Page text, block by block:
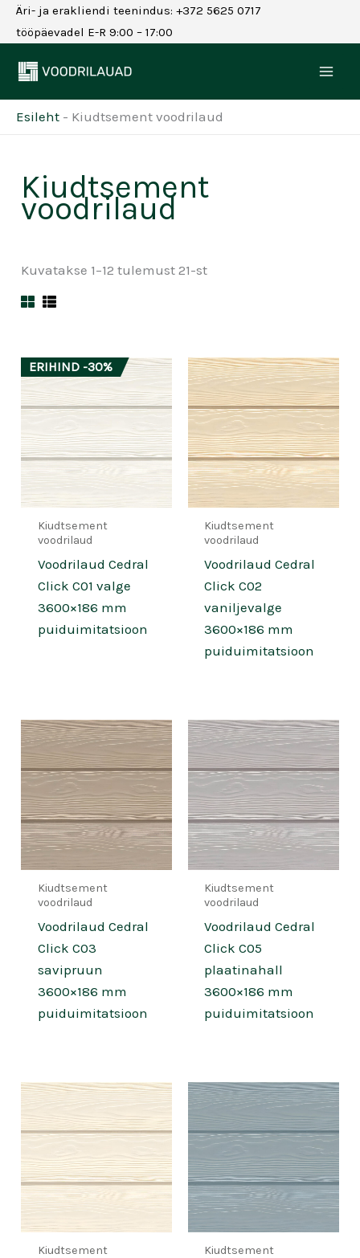
SkipÄri- ja erakliendi teenindus: +372 5625 0717
tööpäevadel E-R 9:00 – 17:00
Esileht - Kiudtsement voodrilaud
Kiudtsement
voodrilaud
Kuvatakse 1–12 tulemust 21-st
ERIHIND -30%
Kiudtsement
voodrilaud
Voodrilaud Cedral
Click C01 valge
3600×186 mm
puiduimitatsioon
Kiudtsement
voodrilaud
Voodrilaud Cedral
Click C02
vaniljevalge
3600×186 mm
puiduimitatsioon
Kiudtsement
voodrilaud
Voodrilaud Cedral
Click C03
savipruun
3600×186 mm
puiduimitatsioon
Kiudtsement
voodrilaud
Voodrilaud Cedral
Click C05
plaatinahall
3600×186 mm
puiduimitatsioon
Kiudtsement
Kiudtsement